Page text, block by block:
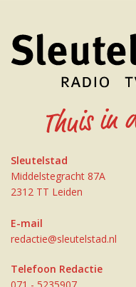
Sleutelstad
Middelstegracht 87A
2312 TT Leiden
E-mail
redactie@sleutelstad.nl
Telefoon Redactie